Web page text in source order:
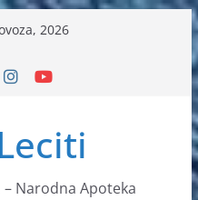
2026
prirodnim metodama
uz pomoć čaja
Narodna Apoteka